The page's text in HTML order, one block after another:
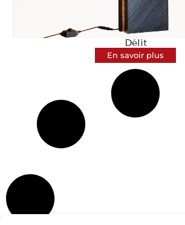
Délit
En savoir plus